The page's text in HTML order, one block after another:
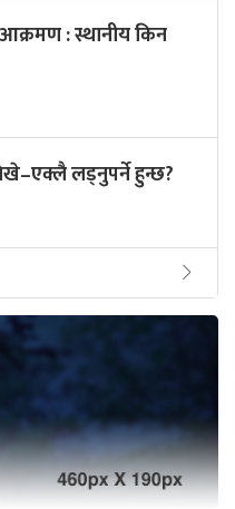
आक्रमण : स्थानीय किन
लड्नुपर्ने हुन्छ?